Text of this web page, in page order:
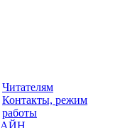
Читателям
Контакты, режим
работы